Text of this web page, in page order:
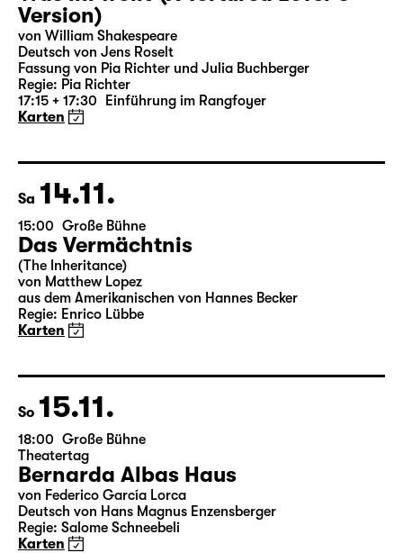
Version)
von William Shakespeare
Deutsch von Jens Roselt
Fassung von Pia Richter und Julia Buchberger
Regie: Pia Richter
17:15 + 17:30
Einführung im Rangfoyer
Karten
Sa 14.11.
15:00 Große Bühne
Das Vermächtnis
(The Inheritance)
von Matthew Lopez
aus dem Amerikanischen von Hannes Becker
Regie: Enrico Lübbe
Karten
So 15.11.
18:00 Große Bühne
Theatertag
Bernarda Albas Haus
von Federico García Lorca
Deutsch von Hans Magnus Enzensberger
Regie: Salome Schneebeli
Karten